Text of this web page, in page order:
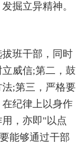
掘立异精神。
班干部，同时
威信;第二，鼓
;第三，严格要
纪律上以身作
，亦即"以点
能够通过干部